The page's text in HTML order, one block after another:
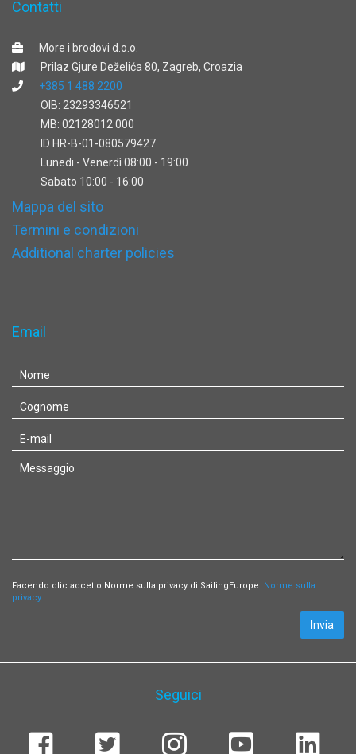
Contatti
More i brodovi d.o.o.
Prilaz Gjure Deželića 80, Zagreb, Croazia
+385 1 488 2200
OIB: 23293346521
MB: 02128012 000
ID HR-B-01-080579427
Lunedi - Venerdì 08:00 - 19:00
Sabato 10:00 - 16:00
Mappa del sito
Termini e condizioni
Additional charter policies
Email
Facendo clic accetto Norme sulla privacy di SailingEurope. Norme sulla
privacy
Invia
Seguici